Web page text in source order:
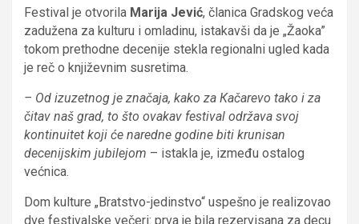
Festival je otvorila Marija Jević, članica Gradskog veća
zadužena za kulturu i omladinu, istakavši da je „Žaoka”
tokom prethodne decenije stekla regionalni ugled kada
je reč o književnim susretima.
– Od izuzetnog je značaja, kako za Кačarevo tako i za
čitav naš grad, to što ovakav festival održava svoj
kontinuitet koji će naredne godine biti krunisan
decenijskim jubilejom – istakla je, između ostalog
većnica.
Dom kulture „Bratstvo-jedinstvo“ uspešno je realizovao
dve festivalske večeri: prva je bila rezervisana za decu